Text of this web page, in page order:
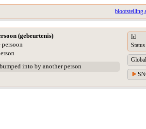
blootstelling
(gebeurtenis)
persoon
into by another person
Id
Status